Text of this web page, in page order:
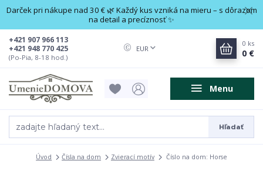
Darček pri nákupe nad 30 € 🌿 Každý kus vzniká na mieru – s dôrazom
na detail a precíznosť ✨
Menu
EUR
Hľadať
+421 948 770 425
+421 907 966 113
(Po-Pia, 8-18 hod.)
0 ks
0 €
Úvod Čísla na dom Zvierací motív Číslo na dom: Horse